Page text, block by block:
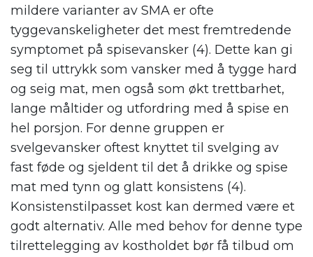
mildere varianter av SMA er ofte
tyggevanskeligheter det mest fremtredende
symptomet på spisevansker (4). Dette kan gi
seg til uttrykk som vansker med å tygge hard
og seig mat, men også som økt trettbarhet,
lange måltider og utfordring med å spise en
hel porsjon. For denne gruppen er
svelgevansker oftest knyttet til svelging av
fast føde og sjeldent til det å drikke og spise
mat med tynn og glatt konsistens (4).
Konsistenstilpasset kost kan dermed være et
godt alternativ. Alle med behov for denne type
tilrettelegging av kostholdet bør få tilbud om